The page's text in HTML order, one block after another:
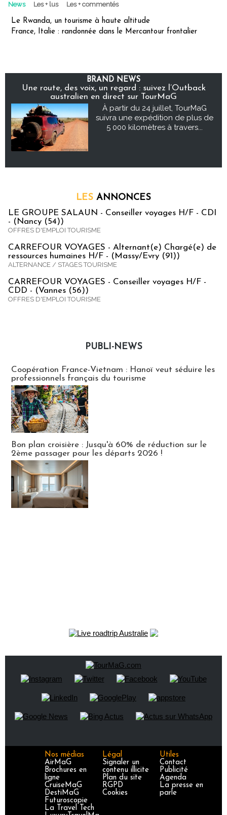
News Les + lus Les + commentés
Le Rwanda, un tourisme à haute altitude
France, Italie : randonnée dans le Mercantour frontalier
BRAND NEWS
Une route, des voix, un regard : suivez l’Outback
australien en direct sur TourMaG
À partir du 24 juillet, TourMaG
suivra une expédition de plus de
5 000 kilomètres à travers...
LES ANNONCES
LE GROUPE SALAUN - Conseiller voyages H/F - CDI
- (Nancy (54))
OFFRES D'EMPLOI TOURISME
CARREFOUR VOYAGES - Alternant(e) Chargé(e) de
ressources humaines H/F - (Massy/Evry (91))
ALTERNANCE / STAGES TOURISME
CARREFOUR VOYAGES - Conseiller voyages H/F -
CDD - (Vannes (56))
OFFRES D'EMPLOI TOURISME
PUBLI-NEWS
Coopération France-Vietnam : Hanoï veut séduire les
professionnels français du tourisme
Bon plan croisière : Jusqu'à 60% de réduction sur le
2ème passager pour les départs 2026 !
Nos médias
AirMaG
Brochures en
ligne
CruiseMaG
DestiMaG
Futuroscopie
La Travel Tech
Légal
Signaler un
contenu illicite
Plan du site
RGPD
Cookies
Utiles
Contact
Publicité
Agenda
La presse en
parle